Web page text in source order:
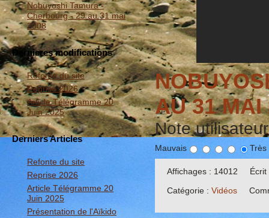
Nobuyoshi Tamura -
Cherbourg - 29 au 31 mai
2008
Dernieres modifications
Refonte du site
Reprise 2026
Article Télégramme 20
Juin 2025
Derniers Articles
Refonte du site
Reprise 2026
Article Télégramme 20
Juin 2025
Présentation de l'Aïkido
AU 31 MAI
Note
Mauvais
Affichages : 14012
Écrit
Catégorie : Vidéos